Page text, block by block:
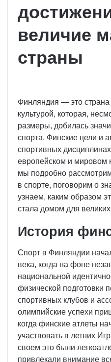
величие
страны
Финляндия — это страна
культурой, которая,
размеры, добилась
спорта. Финские цели и
спортивных
европейском и мировом
мы подробно
в спорте, поговорим о
узнаем, каким образом
стала домом для
История
Спорт в Финляндии
века, когда на фоне
национальной
физической подготовки
спортивных клубов и
олимпийские успехи
когда финские атлеты
участвовать в летних
своем это были
привлекали внимание